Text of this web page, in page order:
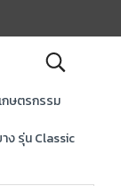
ษตรกรรม
ง รุ่น Classic